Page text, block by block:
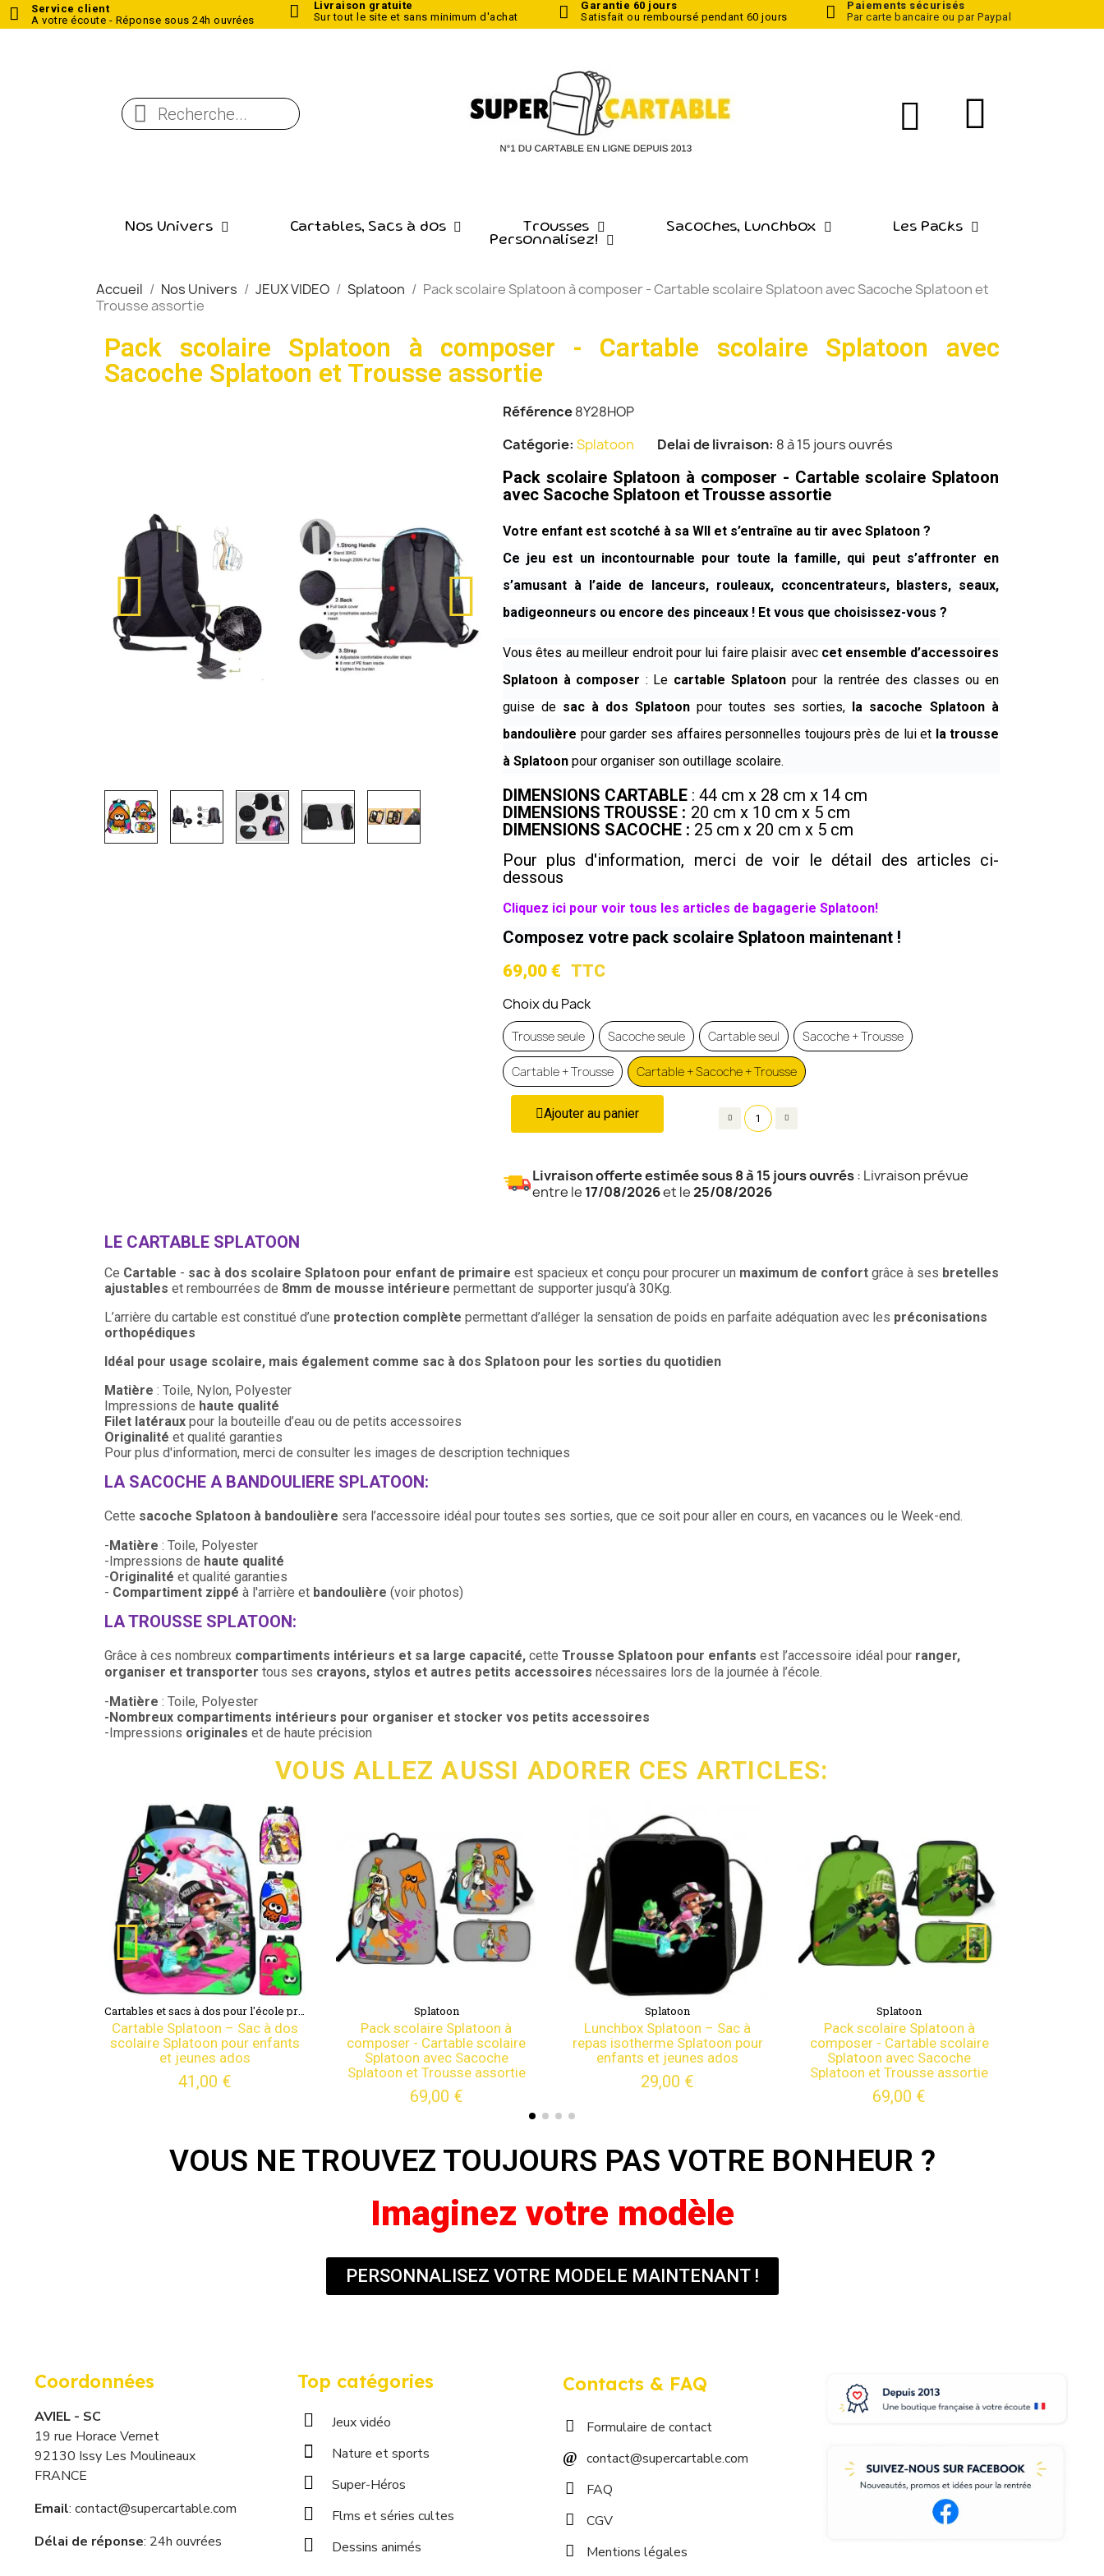
Service client
A votre écoute - Réponse sous 24h ouvrées
Livraison gratuite
Sur tout le siteet sans minimum d'achat
Garantie 60 jours
Satisfait ou remboursé pendant 60 jours
Paiements sécurisés
Par carte bancaire ou par Paypal
Nos Univers Cartables, Sacs à dos Trousses Sacoches, Lunchbox
Les Packs
Personnalisez!
Accueil Nos Univers JEUX VIDEO Splatoon
Pack scolaire Splatoon à composer - Cartable scolaire Splatoon avec Sacoche Splatoon et
Trousse assortie
Pack scolaire Splatoon à composer - Cartable scolaire Splatoon avec
Sacoche Splatoon et Trousse assortie
Référence8Y28HOP
Catégorie Splatoon Delai de livraison 8 à 15 jours ouvrés
Pack scolaire Splatoon à composer - Cartable scolaire Splatoon
avec Sacoche Splatoon et Trousse assortie
Votre enfant est scotché à sa WII et s’entraîne au tir avec Splatoon ?
Ce jeu est un incontournable pour toute la famille, qui peut s’affronter en
s’amusant à l’aide de lanceurs, rouleaux, cconcentrateurs, blasters, seaux,
badigeonneurs ou encore des pinceaux ! Et vous que choisissez-vous ?
Vous êtes au meilleur endroit pour lui faire plaisir avec cet ensemble d’accessoires
Splatoon à composer : Le cartable Splatoon pour la rentrée des classes ou en
guise de sac à dos Splatoon pour toutes ses sorties, la sacoche Splatoon à
bandoulière pour garder ses affaires personnelles toujours près de lui et la trousse
à Splatoon pour organiser son outillage scolaire.
DIMENSIONS CARTABLE : 44 cm x 28 cm x 14 cm
DIMENSIONS TROUSSE : 20 cm x 10 cm x 5 cm
DIMENSIONS SACOCHE : 25 cm x 20 cm x 5 cm
Pour plus d'information, merci de voir le détail des articles ci-
dessous
Cliquez ici pour voir tous les articles de bagagerie Splatoon!
Composez votre pack scolaire Splatoon maintenant !
69,00 € TTC
Choix du Pack
Trousse seule Sacoche seule Cartable seul Sacoche + Trousse
Cartable + Trousse Cartable + Sacoche + Trousse
Ajouter au panier
Livraison offerte estimée sous 8 à 15 jours ouvrés: Livraison prévue
entre le 17/08/2026et le25/08/2026
LE CARTABLE SPLATOON
Ce Cartable - sac à dos scolaire Splatoon pour enfant de primaire est spacieux et conçu pour procurer un maximum de confort grâce à ses bretelles
ajustables et rembourrées de 8mm de mousse intérieure permettant de supporter jusqu’à 30Kg.
L’arrière du cartable est constitué d’une protection complète permettant d’alléger la sensation de poids en parfaite adéquation avec les préconisations
orthopédiques
Idéal pour usage scolaire, mais également comme sac à dos Splatoon pour les sorties du quotidien
Matière : Toile, Nylon, Polyester
Impressions de haute qualité
Filet latéraux pour la bouteille d’eau ou de petits accessoires
Originalité et qualité garanties
Pour plus d'information, merci de consulter les images de description techniques
LA SACOCHE A BANDOULIERE SPLATOON:
Cette sacoche Splatoon à bandoulière sera l’accessoire idéal pour toutes ses sorties, que ce soit pour aller en cours, en vacances ou le Week-end.
-Matière : Toile, Polyester
-Impressions de haute qualité
-Originalité et qualité garanties
- Compartiment zippé à l'arrière et bandoulière (voir photos)
LA TROUSSE SPLATOON:
Grâce à ces nombreux compartiments intérieurs et sa large capacité, cette Trousse Splatoon pour enfants est l’accessoire idéal pour ranger,
organiser et transporter tous ses crayons, stylos et autres petits accessoires nécessaires lors de la journée à l’école.
-Matière : Toile, Polyester
-Nombreux compartiments intérieurs pour organiser et stocker vos petits accessoires
-Impressions originales et de haute précision
VOUS ALLEZ AUSSI ADORER CES ARTICLES:
Splatoon
Pack scolaire Splatoon à
composer - Cartable scolaire
Splatoon avec Sacoche
Splatoon et Trousse assortie
Splatoon
Lunchbox Splatoon – Sac à
repas isotherme Splatoon pour
enfants et jeunes ados
29,00 €
Splatoon
Pack scolaire Splatoon à
composer - Cartable scolaire
Splatoon avec Sacoche
Splatoon et Trousse assortie
Splatoon
Pack scolaire Splatoon à
composer - Cartable scolaire
Splatoon avec Sacoche
Splatoon et Trousse assortie
17,00 €
VOUS NE TROUVEZ TOUJOURS PAS VOTRE BONHEUR ?
Imaginez votre modèle
PERSONNALISEZ VOTRE MODELE MAINTENANT !
Coordonnées
AVIEL - SC
19 rue Horace Vernet
92130 Issy Les Moulineaux
FRANCE
Email: contact@supercartable.com
Délai de réponse: 24h ouvrées
Top catégories
Jeux vidéo
Nature et sports
Super-Héros
Flms et séries cultes
Dessins animés
Contacts & FAQ
Formulaire de contact
contact@supercartable.com
FAQ
CGV
Mentions légales